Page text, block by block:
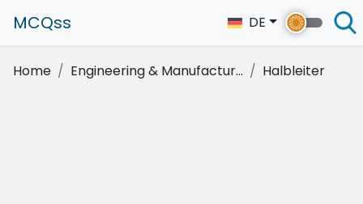
MCQss DE
Home Engineering & Manufactur... Halbleiter